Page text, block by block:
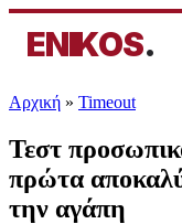
ENIKOS.
Αρχική » Timeout
Τεστ
πρώτα
την αγάπη